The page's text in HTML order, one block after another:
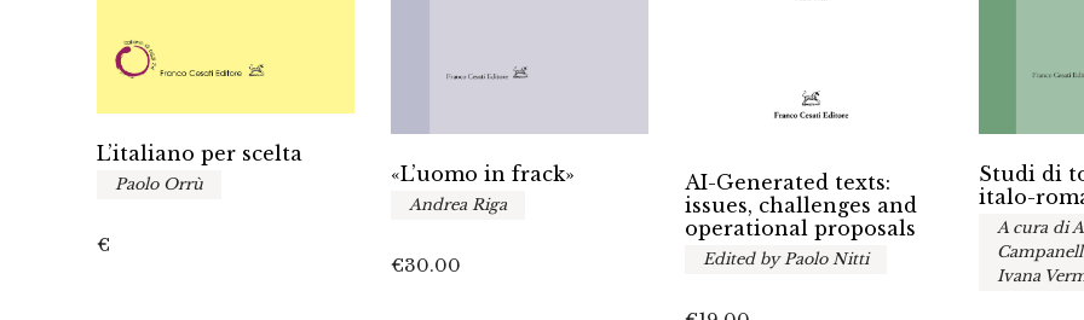
L’italiano per scelta
Paolo Orrù
€
«L’uomo in frack»
Andrea Riga
€30.00
AI-Generated texts:
issues, challenges and
operational proposals
Edited by Paolo Nitti
Studi di
italo-
A cura di
Ivana